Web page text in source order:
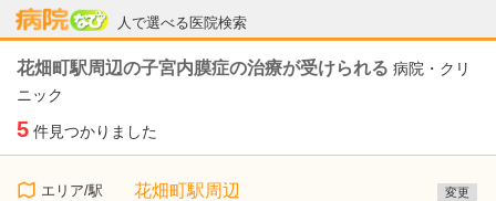
人で選べる医院検索
病院なび
花畑町駅周辺の子宮内膜症の治療が受けられる 病院・クリ
ニック
5 件見つかりました
エリア/駅 花畑町駅周辺 変更